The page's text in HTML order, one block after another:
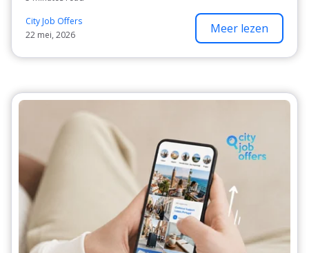
City Job Offers
22 mei, 2026
Meer lezen